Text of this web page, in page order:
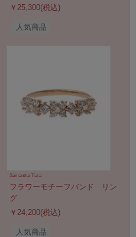
￥25,300(税込)
人気商品
Samantha Tiara
フラワーモチーフバンド リン
グ
￥24,200(税込)
人気商品